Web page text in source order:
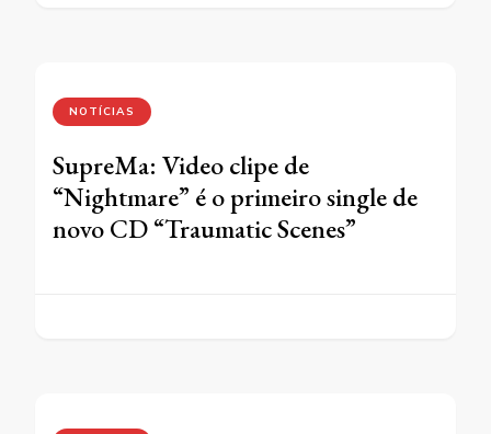
NOTÍCIAS
SupreMa: Video clipe de
“Nightmare” é o primeiro single de
novo CD “Traumatic Scenes”